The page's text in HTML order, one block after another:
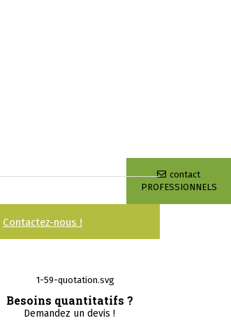
contact
PROFESSIONNELS
Contactez-nous !
Besoins quantitatifs ?
Demandez un devis !